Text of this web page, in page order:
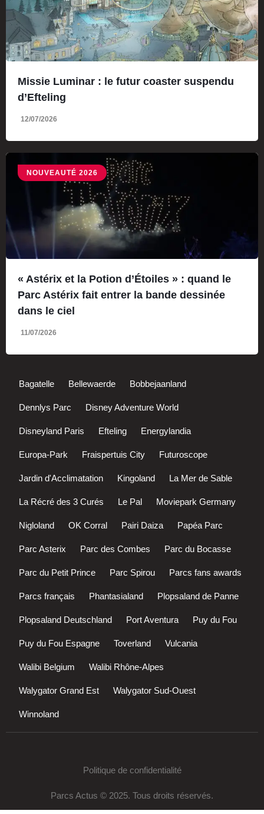
Missie Luminar : le futur coaster suspendu
d’Efteling
12/07/2026
NOUVEAUTÉ 2026
« Astérix et la Potion d’Étoiles » : quand le
Parc Astérix fait entrer la bande dessinée
dans le ciel
11/07/2026
Bagatelle Bellewaerde Bobbejaanland
Dennlys Parc Disney Adventure World
Disneyland Paris Efteling Energylandia
Europa-Park Fraispertuis City Futuroscope
Jardin d'Acclimatation Kingoland La Mer de Sable
La Récré des 3 Curés Le Pal Moviepark Germany
Nigloland OK Corral Pairi Daiza Papéa Parc
Parc Asterix Parc des Combes Parc du Bocasse
Parc du Petit Prince Parc Spirou Parcs fans awards
Parcs français Phantasialand Plopsaland de Panne
Plopsaland Deutschland Port Aventura Puy du Fou
Puy du Fou Espagne Toverland Vulcania
Walibi Belgium Walibi Rhône-Alpes
Walygator Grand Est Walygator Sud-Ouest
Winnoland
Politique de confidentialité
Parcs Actus © 2025. Tous droits réservés.